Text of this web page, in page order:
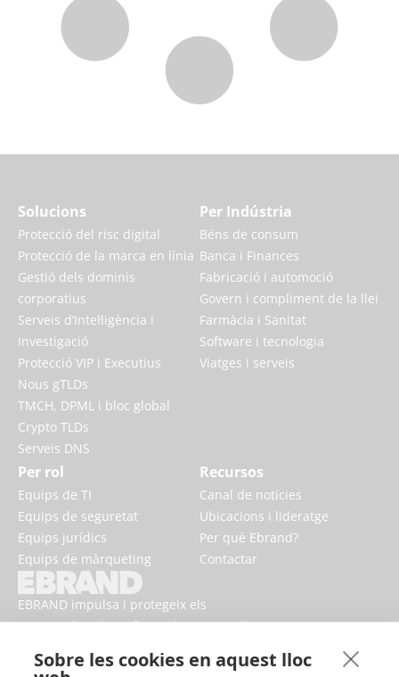
Sobre les cookies en aquest lloc
EBRAND impulsa i protegeix els
negocis digitals, enfortint la reputació
línia.
Solucions
Protecció del risc digital
Protecció de la marca en línia
Gestió dels dominis
corporatius
Serveis d’Intel·ligència i
Investigació
Protecció VIP i Executius
Nous gTLDs
TMCH, DPML i bloc global
Crypto TLDs
Serveis DNS
Per Indústria
Béns de consum
Banca i Finances
Fabricació i automoció
Govern i compliment de la llei
Farmàcia i Sanitat
Software i tecnologia
Viatges i serveis
Per rol
Equips de TI
Equips de seguretat
Equips jurídics
Equips de màrqueting
Recursos
Canal de notícies
Ubicacions i lideratge
Per què Ebrand?
Contactar